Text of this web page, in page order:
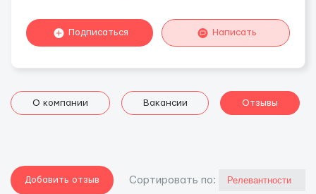
Подписаться Написать
О компании Вакансии Отзывы
Добавить отзыв Cортировать по: